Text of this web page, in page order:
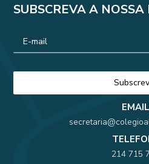
SUBSCREVA A
EMAIL
214 715